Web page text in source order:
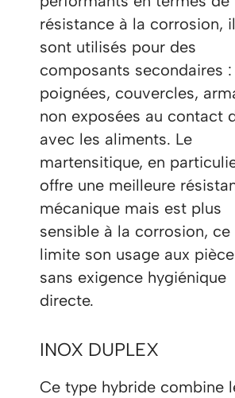
résistance à la corrosion,
sont utilisés pour des
composants secondaires :
poignées, couvercles,
non exposées au contact
avec les aliments. Le
martensitique, en
offre une meilleure
mécanique mais est plus
sensible à la corrosion, ce
limite son usage aux
sans exigence hygiénique
directe.
INOX DUPLEX
Ce type hybride combine